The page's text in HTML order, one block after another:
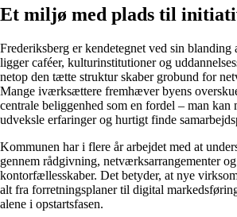
Et miljø med plads til
Frederiksberg er kendetegnet ved sin
ligger caféer, kulturinstitutioner og
netop den tætte struktur skaber grobund for
Mange iværksættere fremhæver byens
centrale beliggenhed som en fordel – man kan
udveksle erfaringer og hurtigt finde
Kommunen har i flere år arbejdet med at
gennem rådgivning, netværksarrangementer
kontorfællesskaber. Det betyder, at nye
alt fra forretningsplaner til digital
alene i opstartsfasen.